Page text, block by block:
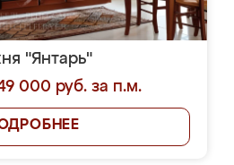
"Янтарь"
000 руб. за п.м.